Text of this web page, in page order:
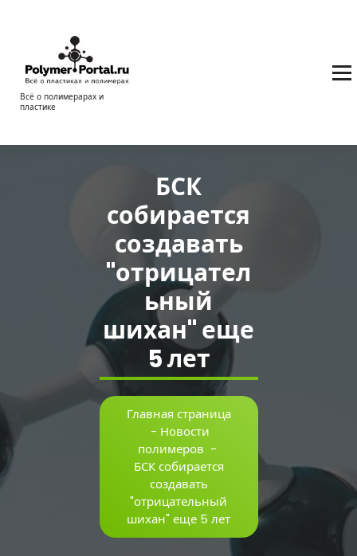
содержимому
Всё о полимерарах и
пластике
БСК
собирается
создавать
"отрицател
ьный
шихан" еще
5 лет
Главная страница
- Новости
полимеров -
БСК собирается
создавать
"отрицательный
шихан" еще 5 лет